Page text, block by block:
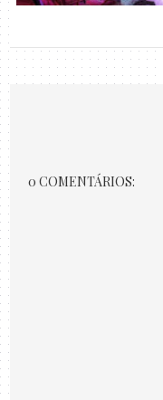
0 COMENTÁRIOS: